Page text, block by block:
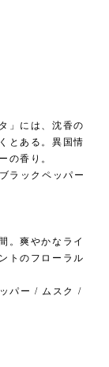
」には、沈香の
とある。異国情
の香り。
ラックペッパー
。爽やかなライ
トのフローラル
パー / ムスク /